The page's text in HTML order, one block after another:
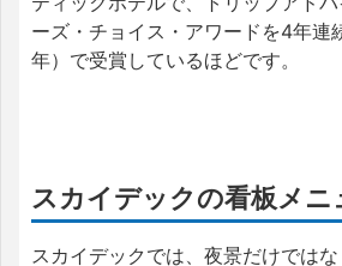
ーズ・チョイス・アワードを4年連
年）で受賞しているほどです。
スカイデックの看板メニ
スカイデックでは、夜景だけでは